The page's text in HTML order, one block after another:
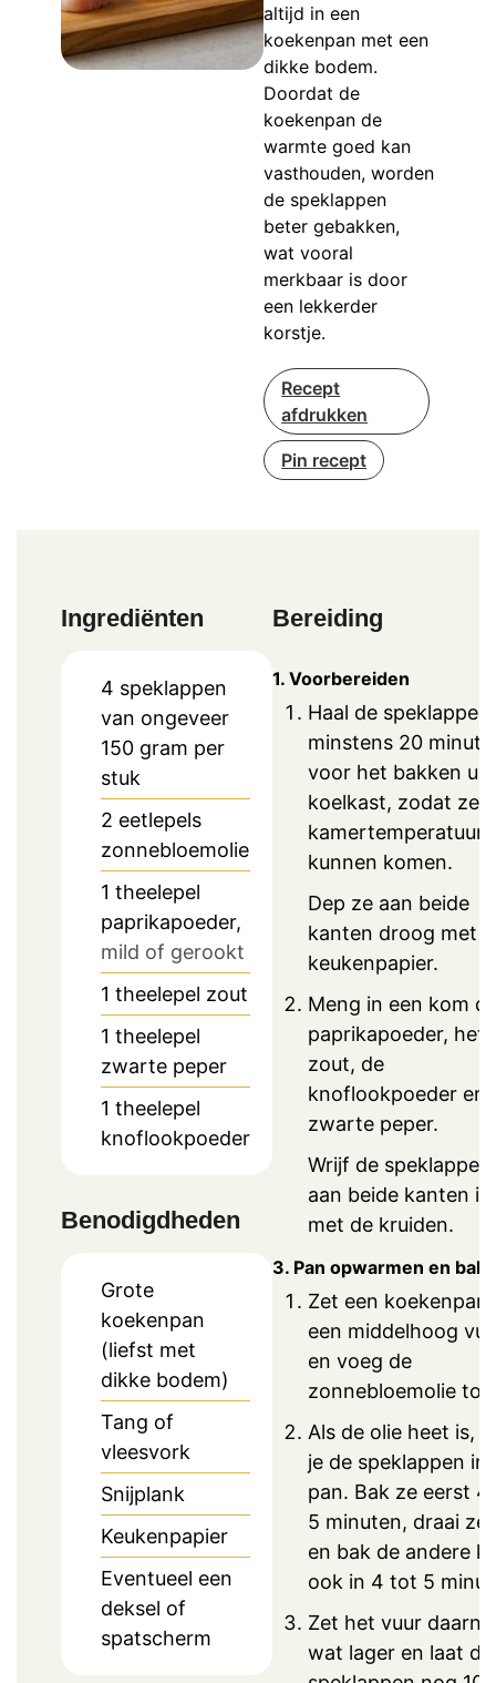
altijd in een
koekenpan met een
dikke bodem.
Doordat de
koekenpan de
warmte goed kan
vasthouden, worden
de speklappen
beter gebakken,
wat vooral
merkbaar is door
een lekkerder
korstje.
Recept
afdrukken
Pin recept
Ingrediënten
4 speklappen
van ongeveer
150 gram per
stuk
2 eetlepels
zonnebloemolie
1 theelepel
paprikapoeder,
mild of gerookt
1 theelepel zout
1 theelepel
zwarte peper
1 theelepel
knoflookpoeder
Benodigdheden
Grote
koekenpan
(liefst met
dikke bodem)
Tang of
vleesvork
Snijplank
Keukenpapier
Eventueel een
deksel of
spatscherm
Bereiding
1. Voorbereiden
Haal de speklappen
minstens 20
voor het bakken uit
koelkast, zodat ze
kamertemperatuur
kunnen komen.
Dep ze aan beide
kanten droog met
keukenpapier.
Meng in een kom
paprikapoeder, het
zout, de
knoflookpoeder en
zwarte peper.
Wrijf de speklappen
aan beide kanten in
met de kruiden.
3. Pan opwarmen en
Zet een koekenpan
een middelhoog
en voeg de
zonnebloemolie
Als de olie heet is,
je de speklappen in
pan. Bak ze eerst
5 minuten, draai ze
en bak de andere
ook in 4 tot 5
Zet het vuur daarna
wat lager en laat de